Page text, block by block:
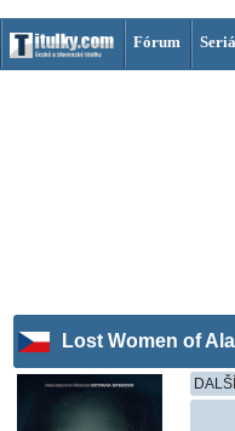
Fórum
Lost Women of